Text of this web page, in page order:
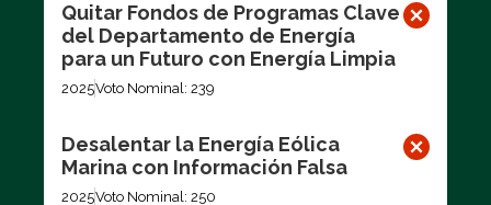
Quitar Fondos de Programas Clave
del Departamento de Energía
para un Futuro con Energía Limpia
2025Voto Nominal: 239
Desalentar la Energía Eólica
Marina con Información Falsa
2025Voto Nominal: 250